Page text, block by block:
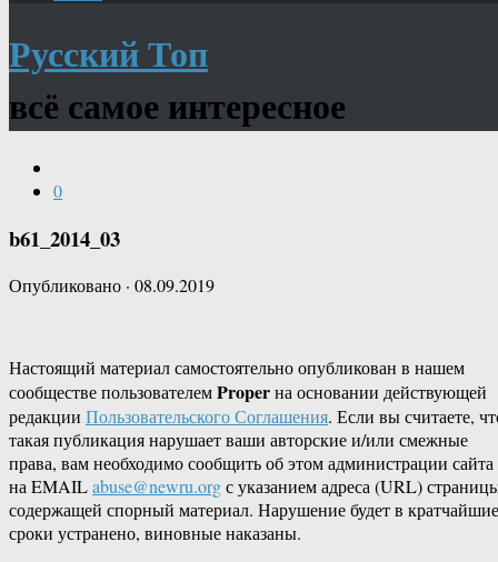
Русский Топ
всё самое интересное
0
b61_2014_03
Опубликовано · 08.09.2019
Настоящий материал самостоятельно опубликован в нашем
сообществе пользователемProperна основании действующей
редакции Пользовательского Соглашения. Если вы считаете,
такая публикация нарушает ваши авторские и/или смежные
права, вам необходимо сообщить об этом администрации сайта
на EMAILabuse@newru.orgс указанием адреса (URL)
содержащей спорный материал. Нарушение будет в кратчайшие
сроки устранено, виновные наказаны.